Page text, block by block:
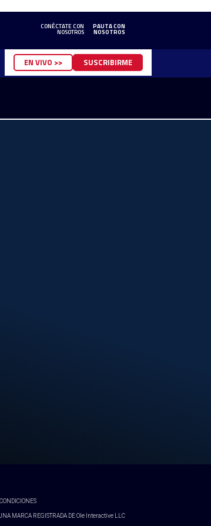
CONÉCTATE CON
NOSOTROS
PAUTA CON
NOSOTROS
EN VIVO >> SUSCRIBIRME
MARCA REGISTRADA DE Ole Interactive LLC